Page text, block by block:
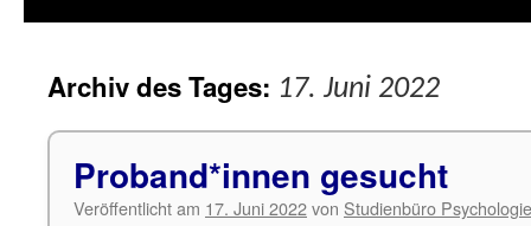
Archiv des Tages: 17. Juni 2022
Proband*innen gesucht
Veröffentlicht am 17. Juni 2022von Studienbüro Psychologie